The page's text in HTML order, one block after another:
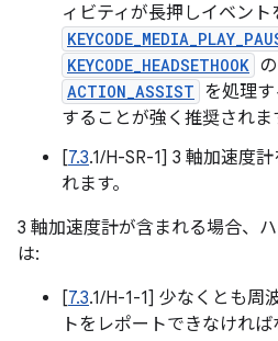
ィビティが長押しイベン
KEYCODE_HEADSETHOOK
ACTION_ASSIST を処理
することが強く推奨されま
[7.3.1/H-SR-1] 3 軸加速度
れます。
3 軸加速度計が含まれる場合、
は:
[7.3.1/H-1-1] 少なくとも周
トをレポートできなければ